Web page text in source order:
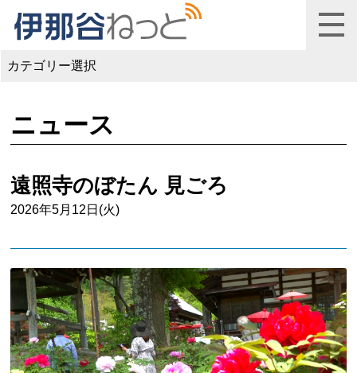
カテゴリー選択
ニュース
遠照寺のぼたん 見ごろ
2026年5月12日(火)